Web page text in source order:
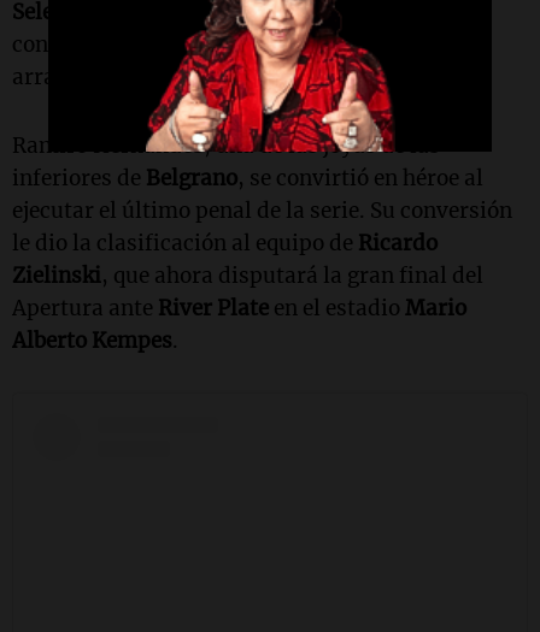
Selección
”. Además, reveló un detalle
conmovedor: Ramiro jugó con fiebre, que
arrastraba desde la noche anterior.
Ramiro Hernandes, una de las joyas de las
inferiores de Belgrano, se convirtió en héroe al
ejecutar el último penal de la serie. Su conversión
le dio la clasificación al equipo de Ricardo
Zielinski, que ahora disputará la gran final del
Apertura ante River Plate en el estadio Mario
Alberto Kempes.